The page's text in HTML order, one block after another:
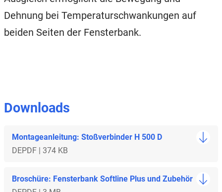
Dehnung bei Temperaturschwankungen auf
beiden Seiten der Fensterbank.
Downloads
Montageanleitung: Stoßverbinder H 500 D
DEPDF | 374 KB
Broschüre: Fensterbank Softline Plus und Zubehör